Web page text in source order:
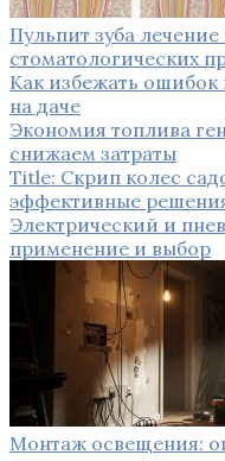
Пульпит зуба
стоматологических
Как избежать ошибок
на даче
Экономия топлива
снижаем затраты
Title: Скрип колес
эффективные
Электрический и
применение и выбор
Монтаж освещения: